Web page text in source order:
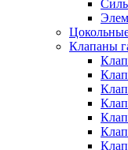
Клапаны